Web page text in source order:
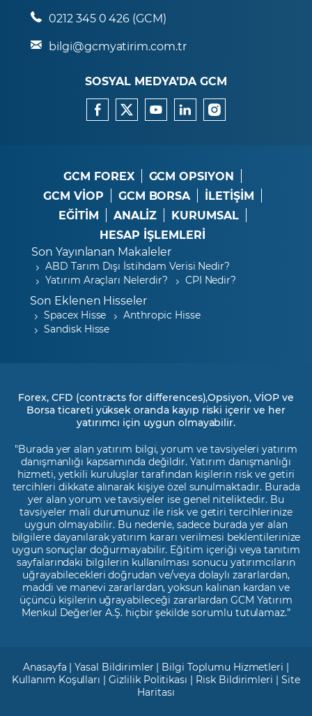
0212 345 0 426 (GCM)
bilgi@gcmyatirim.com.tr
SOSYAL MEDYA’DA GCM
GCM FOREX
GCM OPSIYON
GCM VİOP
GCM BORSA
İLETİŞİM
EĞİTİM
ANALİZ
KURUMSAL
HESAP İŞLEMLERİ
Son Yayınlanan Makaleler
ABD Tarım Dışı İstihdam Verisi Nedir?
Yatırım Araçları Nelerdir?
CPI Nedir?
Son Eklenen Hisseler
Spacex Hisse
Anthropic Hisse
Sandisk Hisse
Forex, CFD (contracts for differences),Opsiyon, VİOP ve
Borsa ticareti yüksek oranda kayıp riski içerir ve her
yatırımcı için uygun olmayabilir.
"Burada yer alan yatırım bilgi, yorum ve tavsiyeleri yatırım
danışmanlığı kapsamında değildir. Yatırım danışmanlığı
hizmeti, yetkili kuruluşlar tarafından kişilerin risk ve getiri
tercihleri dikkate alınarak kişiye özel sunulmaktadır. Burada
yer alan yorum ve tavsiyeler ise genel niteliktedir. Bu
tavsiyeler mali durumunuz ile risk ve getiri tercihlerinize
uygun olmayabilir. Bu nedenle, sadece burada yer alan
bilgilere dayanılarak yatırım kararı verilmesi beklentilerinize
uygun sonuçlar doğurmayabilir. Eğitim içeriği veya tanıtım
sayfalarındaki bilgilerin kullanılması sonucu yatırımcıların
uğrayabilecekleri doğrudan ve/veya dolaylı zararlardan,
maddi ve manevi zararlardan, yoksun kalınan kardan ve
üçüncü kişilerin uğrayabileceği zararlardan GCM Yatırım
Menkul Değerler A.Ş. hiçbir şekilde sorumlu tutulamaz.”
Anasayfa |Yasal Bildirimler | Bilgi Toplumu Hizmetleri |
Kullanım Koşulları |Gizlilik Politikası | Risk Bildirimleri |Site
Haritası